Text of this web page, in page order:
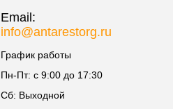
Email:
info@antarestorg.ru
График работы
Пн-Пт: с 9:00 до 17:30
Сб: Выходной